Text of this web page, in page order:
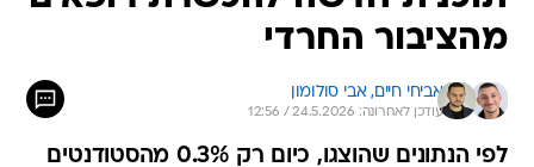
אביחי חיים, אבי סולומון
עודכן לאחרונה: 24.5.2026 / 12:56
לפי הנתונים שהוצגו, כיום רק 0.3% מהסטודנטים
החרדים לומדים רפואה, לעומת 1.2% בכלל הציבור
היהודי- נתון המתורגם לכמה עשרות בודדות של